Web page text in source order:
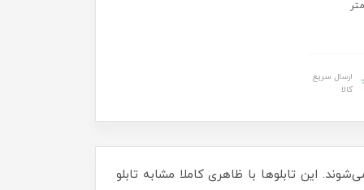
ارسال سریع
کالا
این تابلوها با ظاهری کاملا مشابه تابلو